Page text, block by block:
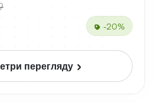
-20%
перегляду